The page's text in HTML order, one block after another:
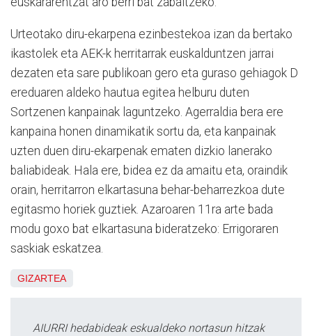
Urteotako diru-ekarpena ezinbestekoa izan da bertako
ikastolek eta AEK-k herritarrak euskalduntzen jarrai
dezaten eta sare publikoan gero eta guraso gehiagok D
ereduaren aldeko hautua egitea helburu duten
Sortzenen kanpainak laguntzeko. Agerraldia bera ere
kanpaina honen dinamikatik sortu da, eta kanpainak
uzten duen diru-ekarpenak ematen dizkio lanerako
baliabideak. Hala ere, bidea ez da amaitu eta, oraindik
orain, herritarron elkartasuna behar-beharrezkoa dute
egitasmo horiek guztiek. Azaroaren 11ra arte bada
modu goxo bat elkartasuna bideratzeko: Errigoraren
saskiak eskatzea.
GIZARTEA
AIURRI hedabideak eskualdeko nortasun hitzak